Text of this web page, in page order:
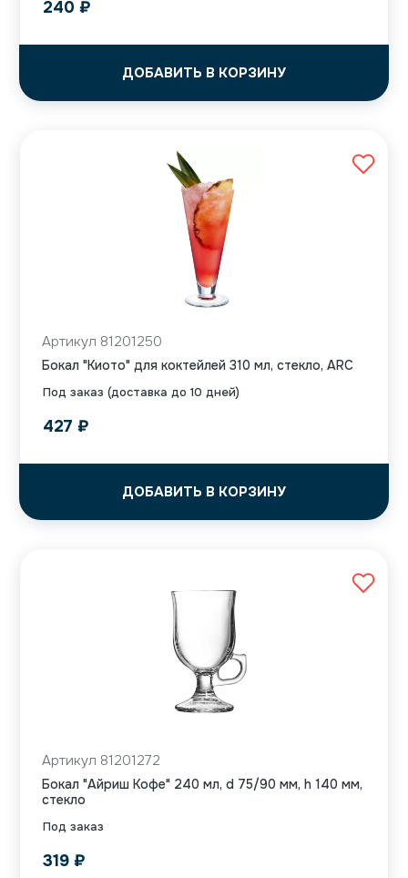
240 ₽
ДОБАВИТЬ В КОРЗИНУ
Под заказ (доставка до 10 дней)
Артикул 81201250
Бокал "Киото" для коктейлей 310 мл, стекло, ARC
427 ₽
ДОБАВИТЬ В КОРЗИНУ
Под заказ
Артикул 81201272
Бокал "Айриш Кофе" 240 мл, d 75/90 мм, h 140 мм,
стекло
319 ₽